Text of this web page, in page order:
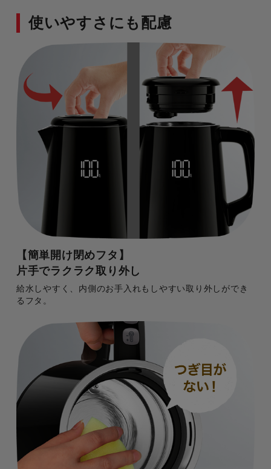
使いやすさにも配慮
【簡単開け閉めフタ】
片手でラクラク取り外し
給水しやすく、内側のお手入れもしやすい取り外しができ
るフタ。